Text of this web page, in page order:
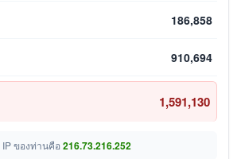
186,858
910,694
1,591,130
IP ของท่านคือ 216.73.216.252